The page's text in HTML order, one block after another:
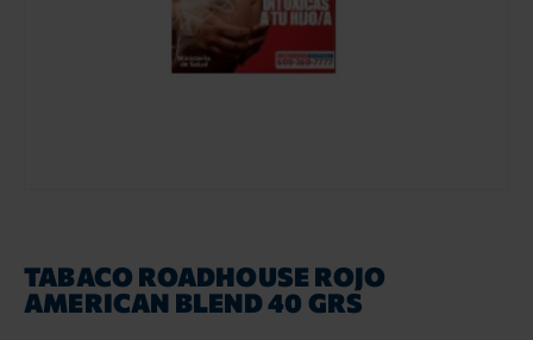
TABACO ROADHOUSE ROJO
AMERICAN BLEND 40 GRS